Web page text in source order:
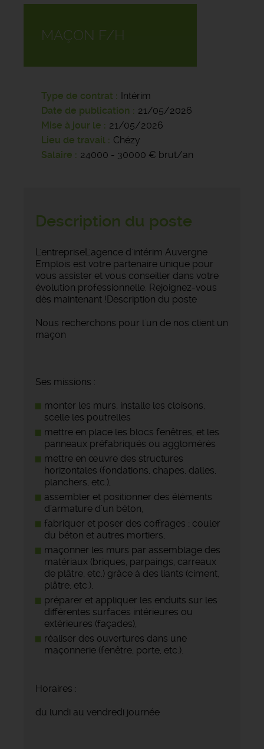
MAÇON F/H
Type de contrat
Intérim
Date de publication
21/05/2026
Mise à jour le
21/05/2026
Lieu de travail
Chézy
Salaire
24000 - 30000 € brut/an
Description du poste
L'entrepriseL'agence d'intérim Auvergne
Emplois est votre partenaire unique pour
vous assister et vous conseiller dans votre
évolution professionnelle. Rejoignez-vous
dès maintenant !Description du poste
Nous recherchons pour l'un de nos client un
maçon
Ses missions :
monter les murs, installe les cloisons,
scelle les poutrelles
mettre en place les blocs fenêtres, et les
panneaux préfabriqués ou agglomérés
mettre en œuvre des structures
horizontales (fondations, chapes, dalles,
planchers, etc.),
assembler et positionner des éléments
d’armature d’un béton,
fabriquer et poser des coffrages ; couler
du béton et autres mortiers,
maçonner les murs par assemblage des
matériaux (briques, parpaings, carreaux
de plâtre, etc.) grâce à des liants (ciment,
plâtre, etc.),
préparer et appliquer les enduits sur les
différentes surfaces intérieures ou
extérieures (façades),
réaliser des ouvertures dans une
maçonnerie (fenêtre, porte, etc.).
Horaires :
du lundi au vendredi journée